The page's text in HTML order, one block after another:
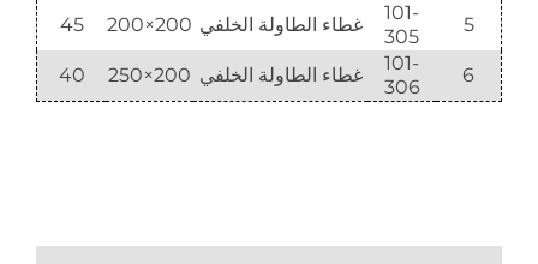
5
101-
305
غطاء الطاولة الخلفي 200×200
45
6
101-
306
غطاء الطاولة الخلفي 200×250
40